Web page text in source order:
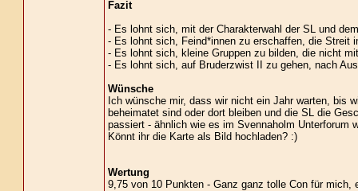
Fazit
- Es lohnt sich, mit der Charakterwahl der SL und
- Es lohnt sich, Feind*innen zu erschaffen, die Streit
- Es lohnt sich, kleine Gruppen zu bilden, die nicht
- Es lohnt sich, auf Bruderzwist II zu gehen, nach
Wünsche
Ich wünsche mir, dass wir nicht ein Jahr warten, bis
beheimatet sind oder dort bleiben und die SL die
passiert - ähnlich wie es im Svennaholm Unterforum
Könnt ihr die Karte als Bild hochladen? :)
Wertung
9,75 von 10 Punkten - Ganz ganz tolle Con für